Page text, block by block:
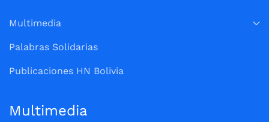
Multimedia
Palabras Solidarias
Publicaciones HN Bolivia
Multimedia